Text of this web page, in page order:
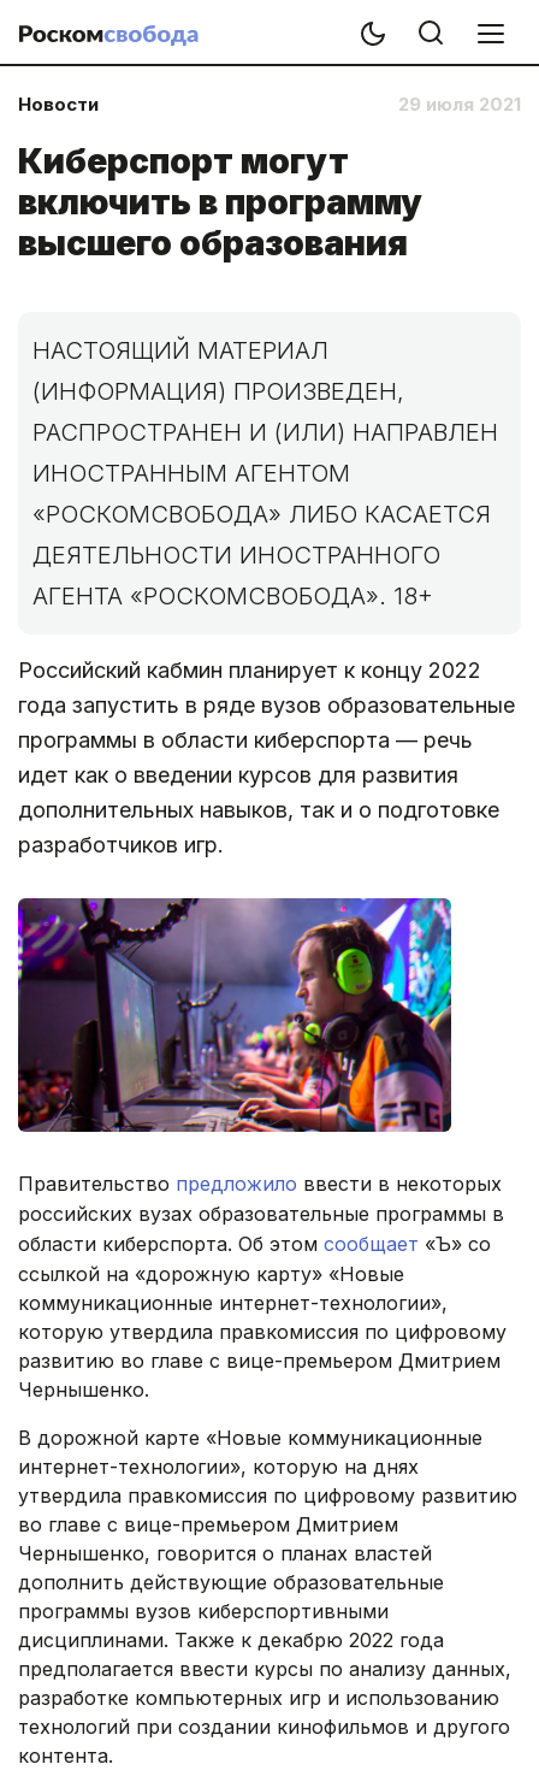
Новости 29 июля 2021
Киберспорт могут
включить в программу
высшего образования
НАСТОЯЩИЙ МАТЕРИАЛ
(ИНФОРМАЦИЯ) ПРОИЗВЕДЕН,
РАСПРОСТРАНЕН И (ИЛИ) НАПРАВЛЕН
ИНОСТРАННЫМ АГЕНТОМ
«РОСКОМСВОБОДА» ЛИБО КАСАЕТСЯ
ДЕЯТЕЛЬНОСТИ ИНОСТРАННОГО
АГЕНТА «РОСКОМСВОБОДА». 18+
Российский кабмин планирует к концу 2022
года запустить в ряде вузов образовательные
программы в области киберспорта — речь
идет как о введении курсов для развития
дополнительных навыков, так и о подготовке
разработчиков игр.
Правительство предложило ввести в некоторых
российских вузах образовательные программы в
области киберспорта. Об этом сообщает «Ъ» со
ссылкой на «дорожную карту» «Новые
коммуникационные интернет-технологии»,
которую утвердила правкомиссия по цифровому
развитию во главе с вице-премьером Дмитрием
Чернышенко.
В дорожной карте «Новые коммуникационные
интернет-технологии», которую на днях
утвердила правкомиссия по цифровому развитию
во главе с вице-премьером Дмитрием
Чернышенко, говорится о планах властей
дополнить действующие образовательные
программы вузов киберспортивными
дисциплинами. Также к декабрю 2022 года
предполагается ввести курсы по анализу данных,
разработке компьютерных игр и использованию
технологий при создании кинофильмов и другого
контента.